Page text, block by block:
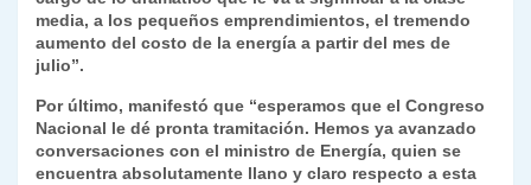
media, a los pequeños emprendimientos, el tremendo
aumento del costo de la energía a partir del mes de
julio”.
Por último, manifestó que “esperamos que el Congreso
Nacional le dé pronta tramitación. Hemos ya avanzado
conversaciones con el ministro de Energía, quien se
encuentra absolutamente llano y claro respecto a esta